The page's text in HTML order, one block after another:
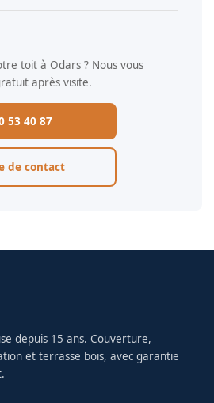
toit à Odars ? Nous vous
après visite.
53 40 87
de contact
depuis 15 ans. Couverture,
et terrasse bois, avec garantie